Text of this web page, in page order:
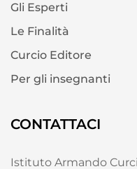
Gli Esperti
Le Finalità
Curcio Editore
Per gli insegnanti
CONTATTACI
Istituto Armando